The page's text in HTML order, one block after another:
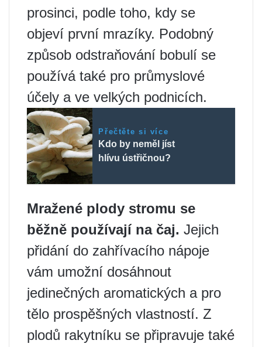
prosinci, podle toho, kdy se
objeví první mrazíky. Podobný
způsob odstraňování bobulí se
používá také pro průmyslové
účely a ve velkých podnicích.
Přečtěte si více
Kdo by neměl jíst
hlívu ústřičnou?
Mražené plody stromu se
běžně používají na čaj. Jejich
přidání do zahřívacího nápoje
vám umožní dosáhnout
jedinečných aromatických a pro
tělo prospěšných vlastností. Z
plodů rakytníku se připravuje také